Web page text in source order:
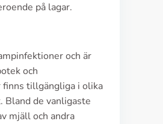
på lagar.
och är
och
finns tillgängliga i olika
Bland de vanligaste
mjäll och andra